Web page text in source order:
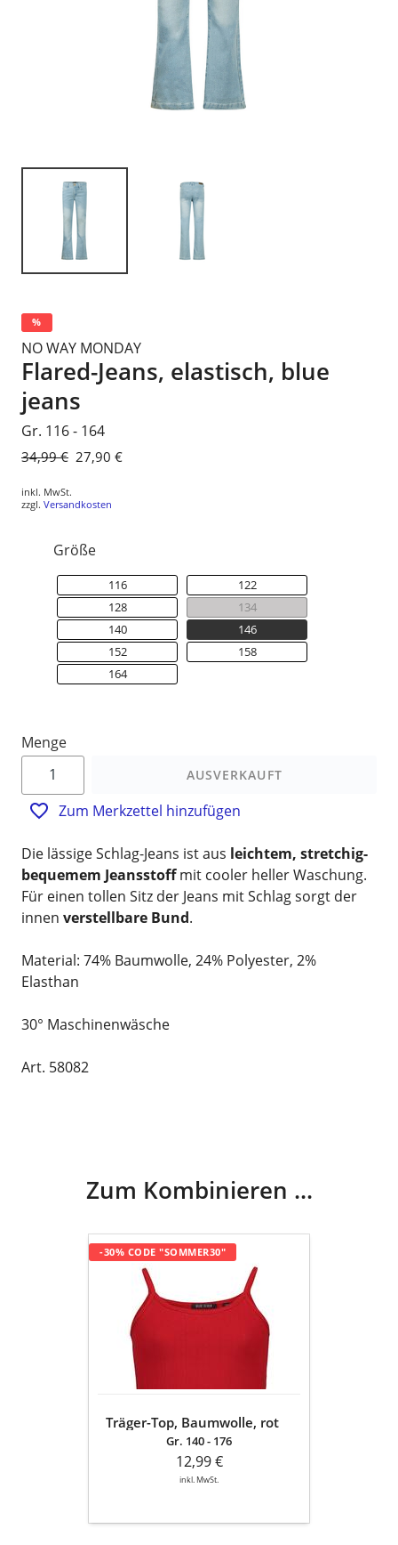
%
NO WAY MONDAY
Flared-Jeans, elastisch, blue
jeans
Gr. 116 - 164
Normaler
34,99 € Sonderpreis
27,90 €
inkl. MwSt.
zzgl. Versandkosten
Größe
116
122
128
134
140
146
152
158
164
Menge
AUSVERKAUFT
Zum Merkzettel hinzufügen
Die lässige Schlag-Jeans ist aus leichtem, stretchig-
bequemem Jeansstoffmit cooler heller Waschung.
Für einen tollen Sitz der Jeans mit Schlag sorgt der
innen verstellbare Bund.
Material: 74% Baumwolle, 24% Polyester, 2%
Elasthan
30° Maschinenwäsche
Art. 58082
Zum Kombinieren ...
Träger-
Baumwolle,
-30% CODE "SOMMER30"
Träger-Top, Baumwolle, rot
Gr. 140 - 176
12,99 €
inkl. MwSt.